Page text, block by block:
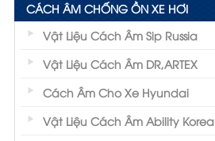
CÁCH ÂM CHỐNG ỒN XE HƠI
Vật Liệu Cách Âm Sip Russia
Vật Liệu Cách Âm DR,ARTEX
Cách Âm Cho Xe Hyundai
Vật Liệu Cách Âm Ability Korea